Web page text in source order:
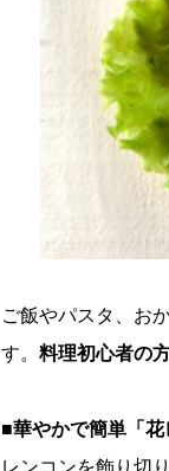
ご飯やパスタ、お
す。 料理初心者の
■華やかで簡単「